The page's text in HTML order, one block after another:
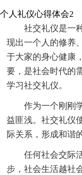
个人礼仪心得体会2
社交礼仪是一
现出一个人的修养
于大家的身心健康
要，是社会时代的
学习社交礼仪。
作为一个刚刚
益匪浅。社交礼仪
际关系，形成和谐
任何社会交际
步，社会生活越社